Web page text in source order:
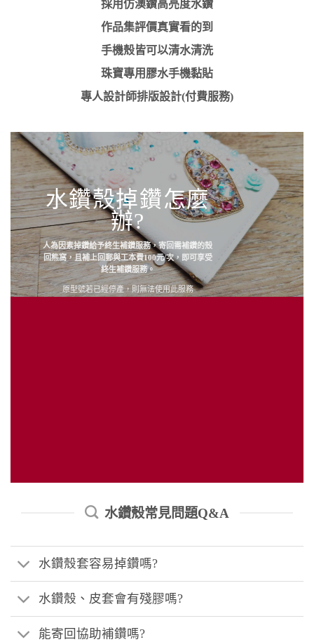
採用仿澳鑽高亮度水鑽
作品集評價真實看的到
手機殼皆可以清水清洗
珠寶專用膠水手機黏貼
專人設計師排版設計(付費服務)
水鑽殼掉鑽怎麼
辦?
人為因素掉鑽給予終生補鑽服務，寄回需補鑽的殼
回熊窩，且補上回郵與工本費100元/次，即可享受
終生補鑽服務。
原型號若已經停產，則無法使用此服務
水鑽殼常見問題Q&A
水鑽殼套容易掉鑽嗎?
水鑽殼、皮套會有殘膠嗎?
能寄回協助補鑽嗎?